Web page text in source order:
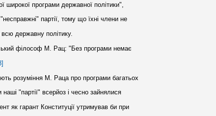
широкої програми державної політики",
партії, тому що їхні члени не
державну політику.
філософ М. Рац: "Без програми немає
розуміння М. Раца про програми багатьох
"партії" всерйоз і чесно зайнялися
як гарант Конституції утримував би при